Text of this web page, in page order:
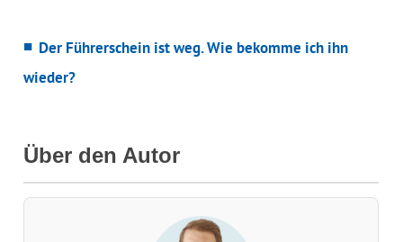
Der Führerschein ist weg. Wie bekomme ich ihn
wieder?
Über den Autor